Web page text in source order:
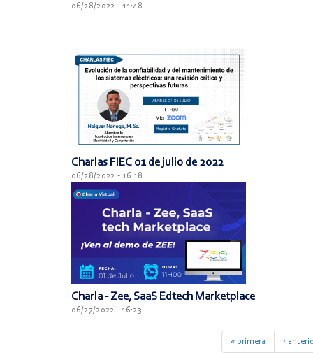
06/28/2022 - 11:48
Charlas FIEC 01 de julio de 2022
06/28/2022 - 16:18
Charla - Zee, SaaS Edtech Marketplace
06/27/2022 - 16:23
« primera ‹